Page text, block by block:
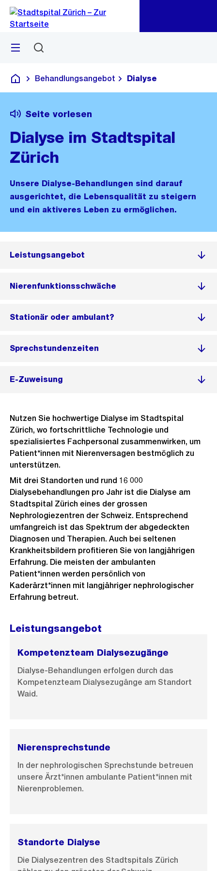
Navigation
Sprunglink
Menü
Krankenhaus
Behandlungsangebot Dialyse
Seite vorlesen
Dialyse im Stadtspital
Zürich
Unsere Dialyse-Behandlungen sind darauf
ausgerichtet, die Lebensqualität zu steigern
und ein aktiveres Leben zu ermöglichen.
Leistungsangebot
Nierenfunktionsschwäche
Stationär oder ambulant?
Sprechstundenzeiten
E-Zuweisung
Nutzen Sie hochwertige Dialyse im Stadtspital
Zürich, wo fortschrittliche Technologie und
spezialisiertes Fachpersonal zusammenwirken, um
Patient*innen mit Nierenversagen bestmöglich zu
unterstützen.
Mit drei Standorten und rund 16 000
Dialysebehandlungen pro Jahr ist die Dialyse am
Stadtspital Zürich eines der grossen
Nephrologiezentren der Schweiz. Entsprechend
umfangreich ist das Spektrum der abgedeckten
Diagnosen und Therapien. Auch bei seltenen
Krankheitsbildern profitieren Sie von langjährigen
Erfahrung. Die meisten der ambulanten
Patient*innen werden persönlich von
Kaderärzt*innen mit langjähriger nephrologischer
Erfahrung betreut.
Leistungsangebot
Kompetenzteam Dialysezugänge
Dialyse-Behandlungen erfolgen durch das
Kompetenzteam Dialysezugänge am Standort
Waid.
Nierensprechstunde
In der nephrologischen Sprechstunde betreuen
unsere Ärzt*innen ambulante Patient*innen mit
Nierenproblemen.
Standorte Dialyse
Die Dialysezentren des Stadtspitals Zürich